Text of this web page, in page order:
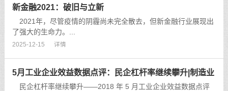
新金融2021：破旧与立新
2021年，尽管疫情的阴霾尚未完全散去，但新金融行业展现出
了强大的生命力。...
2025-12-15 详情
5月工业企业效益数据点评：民企杠杆率继续攀升|制造业
民企杠杆率继续攀升——2018 年 5 月工业企业效益数据点评